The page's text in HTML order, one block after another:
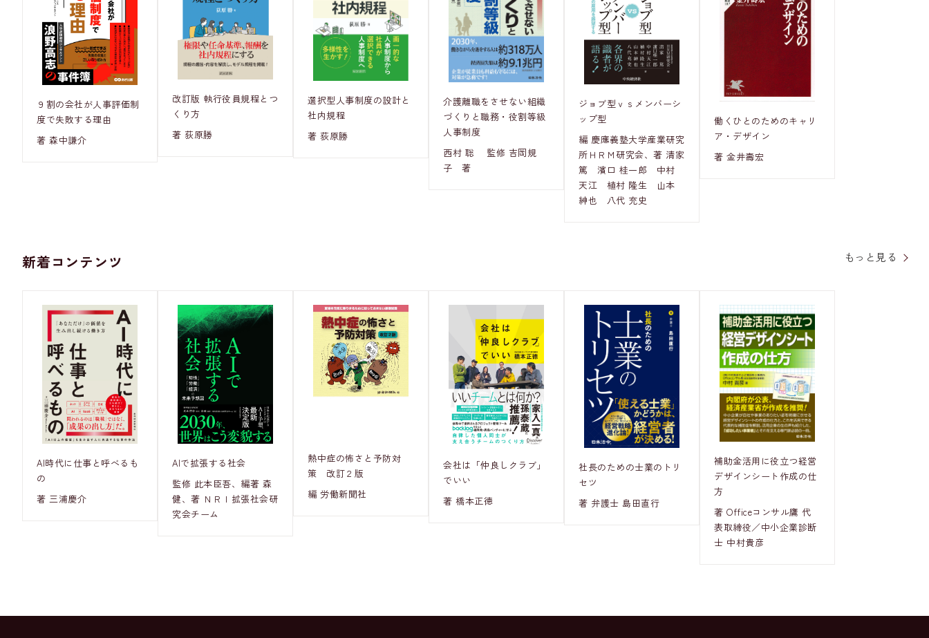
９割の会社が人事評価制
度で失敗する理由
著 森中謙介
改訂版 執行役員規程とつ
くり方
著 荻原勝
選択型人事制度の設計と
社内規程
著 荻原勝
介護離職をさせない組織
づくりと職務・役割等級
人事制度
西村 聡 監修 吉岡規
子 著
ジョブ型ｖｓメンバーシ
ップ型
編 慶應義塾大学産業研究
所ＨＲＭ研究会、著 清家
篤 濱口 桂一郎 中村
天江 植村 隆生 山本
紳也 八代 充史
働くひとのためのキャリ
ア・デザイン
著 金井壽宏
新着コンテンツ もっと見る
AI時代に仕事と呼べるも
の
著 三浦慶介
AIで拡張する社会
監修 此本臣吾、編著 森
健、著 ＮＲＩ拡張社会研
究会チーム
熱中症の怖さと予防対
策 改訂２版
編 労働新聞社
会社は「仲良しクラブ」
でいい
著 橋本正徳
社長のための士業のトリ
セツ
著 弁護士 島田直行
補助金活用に役立つ経営
デザインシート作成の仕
方
著 Officeコンサル鷹 代
表取締役／中小企業診断
士 中村貴彦